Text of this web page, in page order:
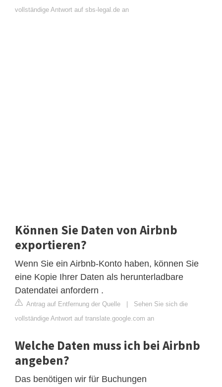
vollständige Antwort auf sbs-legal.de an
Können Sie Daten von Airbnb
exportieren?
Wenn Sie ein Airbnb-Konto haben, können Sie
eine Kopie Ihrer Daten als herunterladbare
Datendatei anfordern .
Antrag auf Entfernung der Quelle
Sehen Sie sich die
vollständige Antwort auf translate.google.com an
Welche Daten muss ich bei Airbnb
angeben?
Das benötigen wir für Buchungen